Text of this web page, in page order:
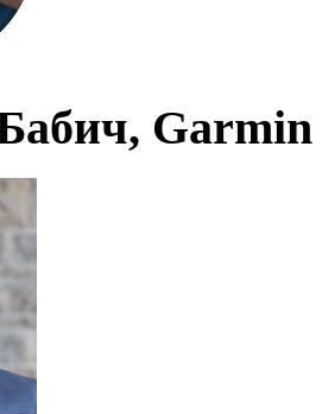
Garmin